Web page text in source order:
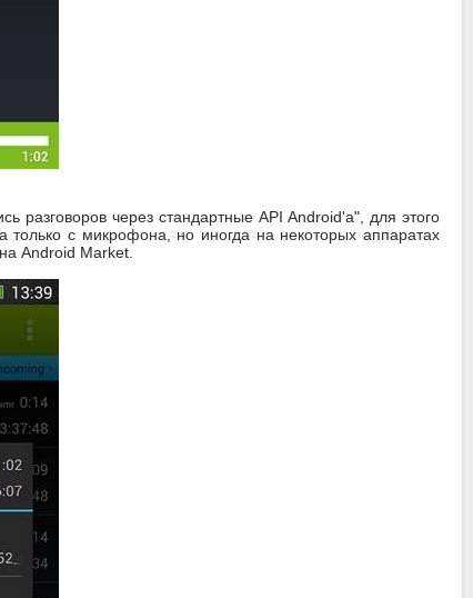
разговоров через стандартные API Android'a", для этого
только с микрофона, но иногда на некоторых аппаратах
Android Market.